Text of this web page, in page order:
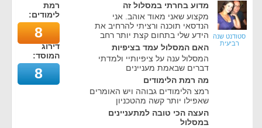
סטודנט שנה
רביעית
מדוע בחרתי במסלול זה
מקצוע שאני מאוד אוהב. אני
הנדסאי תוכנה ורציתי להרחיב את
הידע שלי בתחום קצת יותר רחב
האם המסלול עמד בציפיות
המסלול ענה על ציפיותיי ולמדתי
דברים שבאמת מעניינים
מה רמת הלימודים
רמצ הלימודים גבוהה ויש האומרים
שאפילו יותר קשה מהטכניון
העצה הכי טובה למתעניינים
במסלול
רמת
לימודים:
8
דירוג
המוסד:
8